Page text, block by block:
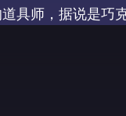
具师，据说是巧